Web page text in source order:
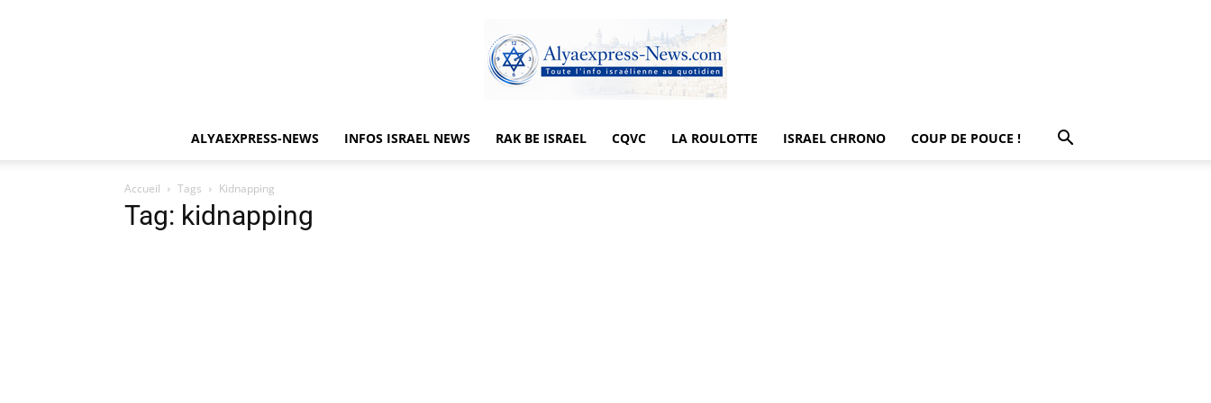
ALYAEXPRESS-NEWS INFOS ISRAEL NEWS RAK BE ISRAEL CQVC LA ROULOTTE ISRAEL CHRONO COUP DE POUCE !
Accueil Tags Kidnapping
Tag: kidnapping